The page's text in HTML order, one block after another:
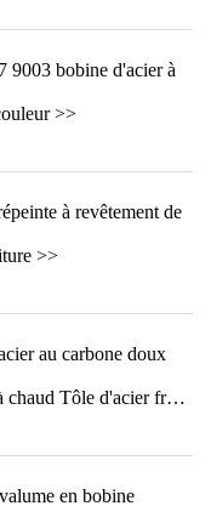
9003 bobine d'acier à
>>
à revêtement de
>>
au carbone doux
chaud Tôle d'acier froid
en bobine